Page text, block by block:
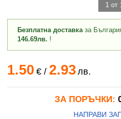
1 от
Безплатна доставказа
146.69лв. !
1.50 €/ 2.93 лв.
ЗА ПОРЪЧКИ:
НАПРАВИ